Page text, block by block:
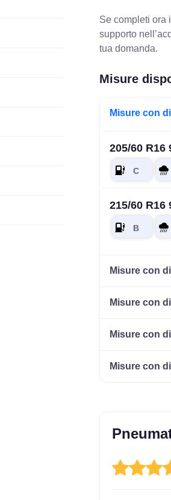
Se completi ora
supporto
tua domanda.
Misure
Misure con
205/60 R16
215/60 R16
Misure con
Misure con
Misure con
Misure con